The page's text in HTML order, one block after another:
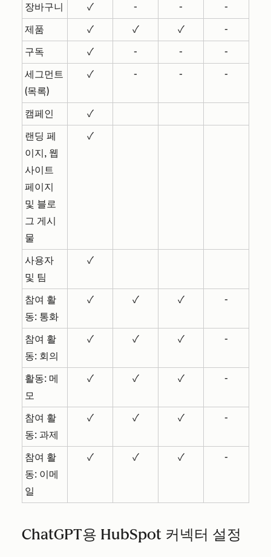
장바구니
✓ - -
-
제품
✓ ✓ ✓
-
구독
✓ - -
-
세그먼트
(목록)
✓ - - -
캠페인
✓
랜딩 페
이지, 웹
사이트
페이지
및 블로
그 게시
물
✓
사용자
및 팀
✓
참여 활
동: 통화
✓ ✓ ✓ -
참여 활
동: 회의
✓ ✓ ✓ -
활동: 메
모
✓ ✓ ✓ -
참여 활
동: 과제
✓ ✓ ✓ -
참여 활
동: 이메
일
✓ ✓ ✓ -
ChatGPT용 HubSpot 커넥터 설정